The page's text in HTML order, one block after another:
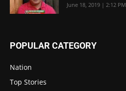
June 18, 2019 | 2:12 PM
POPULAR CATEGORY
Nation
Top Stories